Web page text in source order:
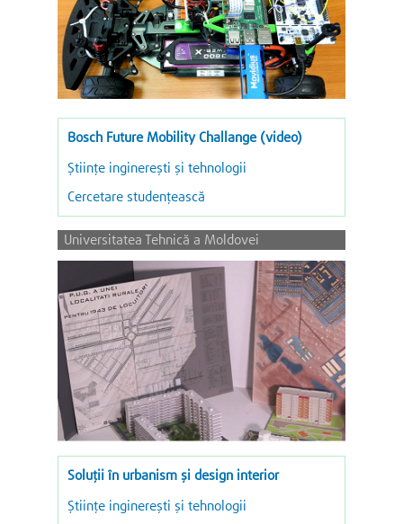
Bosch Future Mobility Challange (video)
Ştiinţe inginereşti şi tehnologii
Cercetare studențească
Universitatea Tehnică a Moldovei
Soluții în urbanism și design interior
Ştiinţe inginereşti şi tehnologii